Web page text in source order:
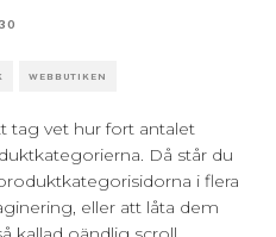
WEBBUTIKEN
tag vet hur fort antalet
Då står du
i flera
eller att låta dem